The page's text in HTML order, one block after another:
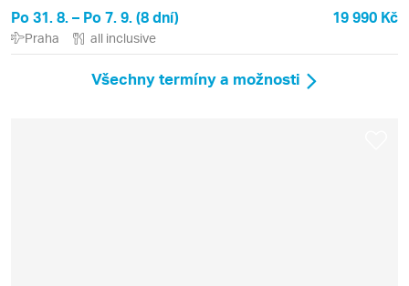
Po 31. 8. – Po 7. 9. (8 dní) 19 990 Kč
Praha all inclusive
Všechny termíny a možnosti